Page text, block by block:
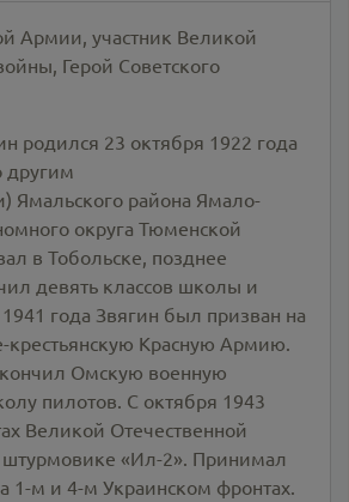
Армии, участник Великой
Герой Советского
родился 23 октября 1922 года
другим
Ямальского района Ямало-
округа Тюменской
в Тобольске, позднее
девять классов школы и
года Звягин был призван на
крестьянскую Красную Армию.
Омскую военную
пилотов. С октября 1943
Великой Отечественной
штурмовике «Ил-2». Принимал
1-м и 4-м Украинском фронтах.